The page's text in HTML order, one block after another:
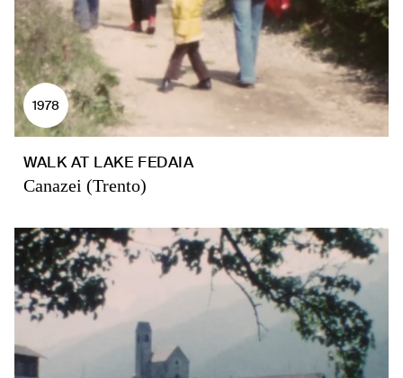
1978
WALK AT LAKE FEDAIA
Canazei (Trento)